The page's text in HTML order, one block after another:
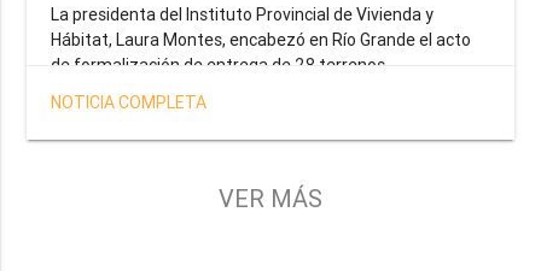
La presidenta del Instituto Provincial de Vivienda y
Hábitat, Laura Montes, encabezó en Río Grande el acto
de formalización de entrega de 28 terrenos
correspondientes a la operatoria especial anunciada por
el Gobernador Gustavo Melella, la cual tiene como
objetivo brindar una solución habitacional a docentes,
Provincia y del Servicio Penitenciario.
NOTICIA COMPLETA
VER MÁS